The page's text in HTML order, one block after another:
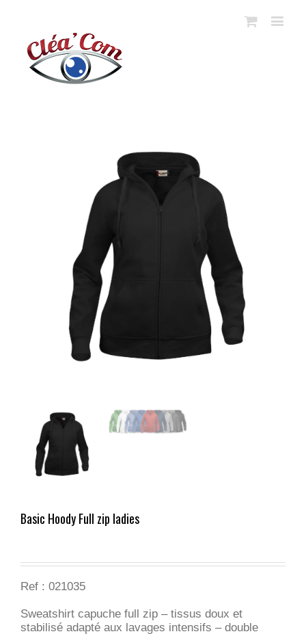
Basic Hoody Full zip ladies
Ref : 021035
Sweatshirt capuche full zip – tissus doux et
stabilisé adapté aux lavages intensifs – double